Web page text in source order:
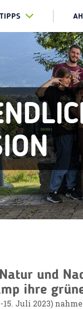
TIPPS
und
ihre
Juli 2023)